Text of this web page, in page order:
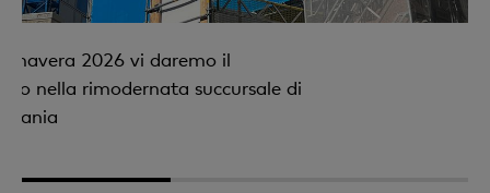
2026 vi daremo il
nella rimodernata succursale di
1